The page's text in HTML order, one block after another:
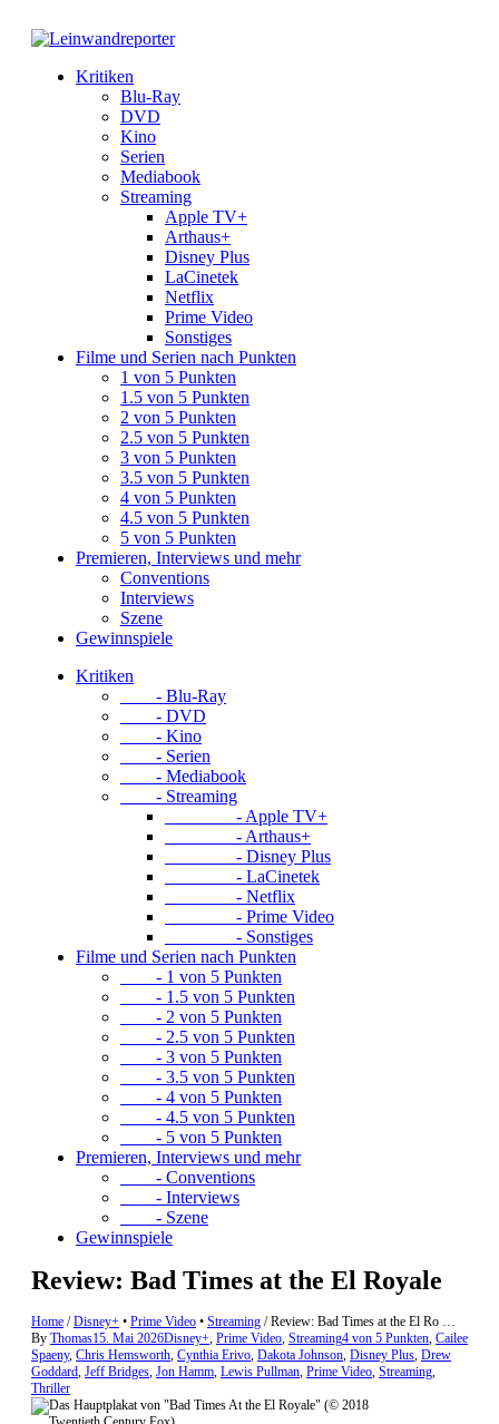
Kritiken
Blu-Ray
DVD
Kino
Serien
Mediabook
Streaming
Apple TV+
Arthaus+
Disney Plus
LaCinetek
Netflix
Prime Video
Sonstiges
Filme und Serien nach Punkten
1 von 5 Punkten
1.5 von 5 Punkten
2 von 5 Punkten
2.5 von 5 Punkten
3 von 5 Punkten
3.5 von 5 Punkten
4 von 5 Punkten
4.5 von 5 Punkten
5 von 5 Punkten
Premieren, Interviews und mehr
Conventions
Interviews
Szene
Gewinnspiele
Kritiken
- Blu-Ray
- DVD
- Kino
- Serien
- Mediabook
- Streaming
- Apple TV+
- Arthaus+
- Disney Plus
- LaCinetek
- Netflix
- Prime Video
- Sonstiges
Filme und Serien nach Punkten
- 1 von 5 Punkten
- 1.5 von 5 Punkten
- 2 von 5 Punkten
- 2.5 von 5 Punkten
- 3 von 5 Punkten
- 3.5 von 5 Punkten
- 4 von 5 Punkten
- 4.5 von 5 Punkten
- 5 von 5 Punkten
Premieren, Interviews und mehr
- Conventions
- Interviews
- Szene
Gewinnspiele
Review: Bad Times at the El Royale
Home /Disney+ • Prime Video • Streaming /Review: Bad Times at the El Ro …
By Thomas15. Mai 2026Disney+, Prime Video, Streaming4 von 5 Punkten, Cailee
Spaeny, Chris Hemsworth, Cynthia Erivo, Dakota Johnson, Disney Plus, Drew
Goddard, Jeff Bridges, Jon Hamm, Lewis Pullman, Prime Video, Streaming,
Thriller